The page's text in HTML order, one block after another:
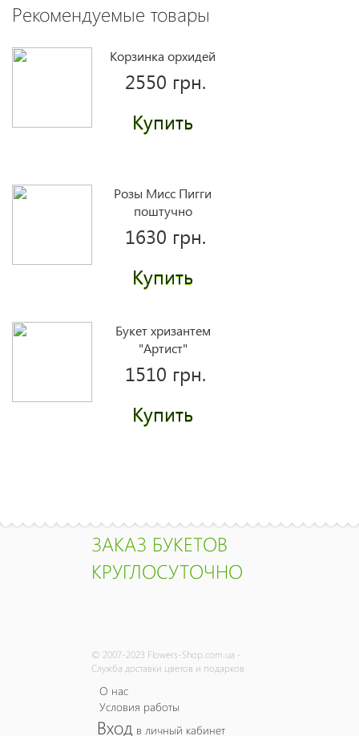
Рекомендуемые товары
Корзинка орхидей
2550 грн.
Купить
Розы Мисс Пигги
поштучно
1630 грн.
Купить
Букет хризантем
"Артист"
1510 грн.
Купить
Купить
Купить
ЗАКАЗ БУКЕТОВ
КРУГЛОСУТОЧНО
© 2007-2023 Flowers-Shop.com.ua -
Служба доставки цветов и подарков
О нас
Условия работы
Вход в личный кабинет